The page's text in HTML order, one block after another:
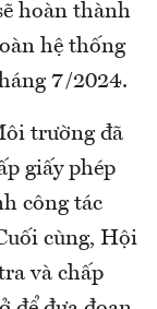
hoàn thành
hệ thống
7/2024.
trường đã
giấy phép
công tác
cùng, Hội
và chấp